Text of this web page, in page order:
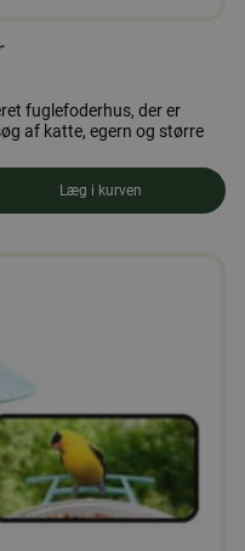
fuglefoderhus, der er
af katte, egern og større
Feeder - Sort 4 liter
Læg i kurven